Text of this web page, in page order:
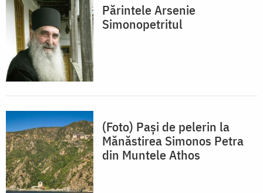
Părintele Arsenie
Simonopetritul
(Foto) Pași de pelerin la
Mănăstirea Simonos Petra
din Muntele Athos